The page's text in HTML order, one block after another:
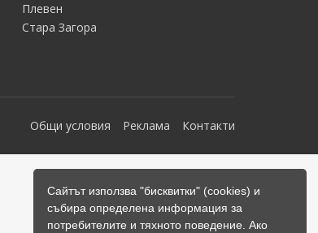
Сайтът използва "бисквитки" (cookies) и
събира определена информация за
потребителите и тяхното поведение. Ако
Плевен
Стара Загора
Общи условия Реклама Контакти